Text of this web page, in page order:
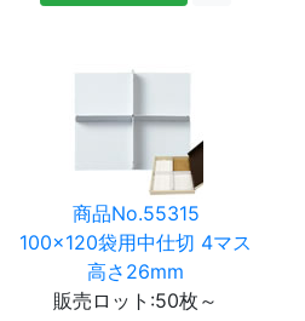
商品No.55315
100×120袋用中仕切 4マス
高さ26mm
販売ロット:50枚～